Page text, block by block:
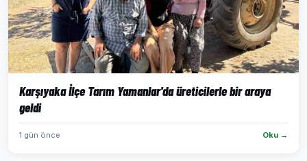
Karşıyaka İlçe Tarım Yamanlar'da üreticilerle bir araya
geldi
1 gün önce Oku →